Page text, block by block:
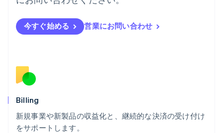
今すぐ始める 営業にお問い合わせ
Billing
新規事業や新製品の収益化と、継続的な決済の受け付け
をサポートします。
ブラジル
PortuguêsEnglish
フランス
ベルギー
Nederlands
ポーランド
English
ポルトガル
Português English